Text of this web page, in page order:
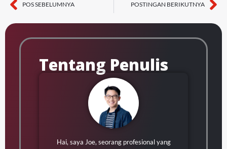
Sebelumnya
POS SEBELUMNYA POSTINGAN BERIKUTNYA
Tentang Penulis
Hai, saya Joe, seorang profesional yang